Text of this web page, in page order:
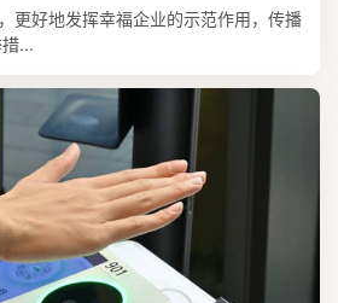
更好地发挥幸福企业的示范作用，传播
...